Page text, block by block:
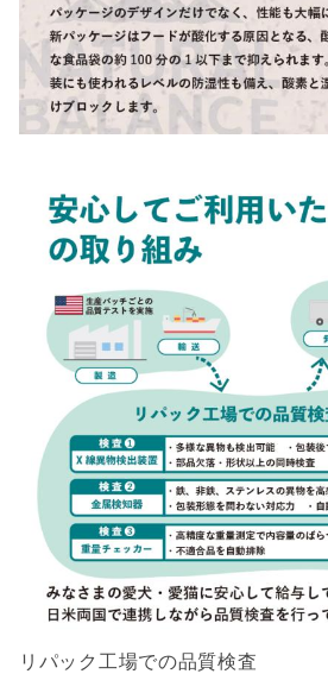
リパック工場での品質検査